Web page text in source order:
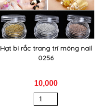
Hạt bi rắc trang trí móng nail
0256
10,000